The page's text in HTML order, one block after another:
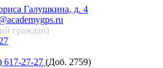
Галушкина, д. 4
граждан)
617-27-27 (Доб. 2759)